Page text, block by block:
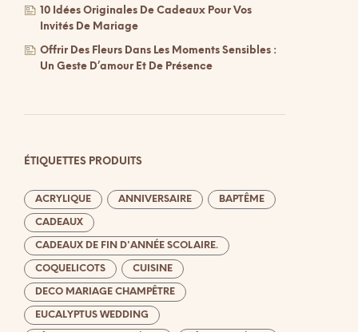
10 Idées Originales De Cadeaux Pour Vos
Invités De Mariage
Offrir Des Fleurs Dans Les Moments Sensibles :
Un Geste D’amour Et De Présence
ÉTIQUETTES PRODUITS
ACRYLIQUE ANNIVERSAIRE BAPTÊME
CADEAUX
CADEAUX DE FIN D'ANNÉE SCOLAIRE.
COQUELICOTS CUISINE
DECO MARIAGE CHAMPÊTRE
EUCALYPTUS WEDDING